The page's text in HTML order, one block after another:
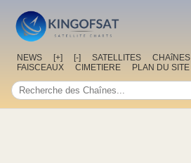
NEWS [+] [-] SATELLITES CHAîNES
FAISCEAUX
CIMETIERE PLAN DU SITE